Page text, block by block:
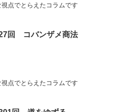
点でとらえたコラムです
回 コバンザメ商法
点でとらえたコラムです